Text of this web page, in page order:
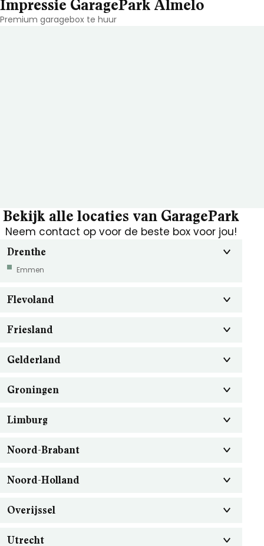
Impressie GaragePark Almelo
Premium garagebox te huur
Bekijk alle locaties van GaragePark
Neem contact op voor de beste box voor jou!
Drenthe
Emmen
Flevoland
Friesland
Gelderland
Groningen
Limburg
Noord-Brabant
Noord-Holland
Overijssel
Utrecht